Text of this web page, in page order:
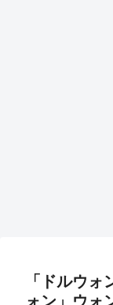
「ドルウ
ォン」ウォ